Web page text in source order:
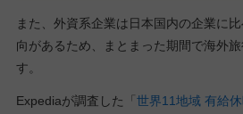
また、外資系企業は日本国内の企業に
向があるため、まとまった期間で海外
す。
Expediaが調査した「 世界11地域 有給